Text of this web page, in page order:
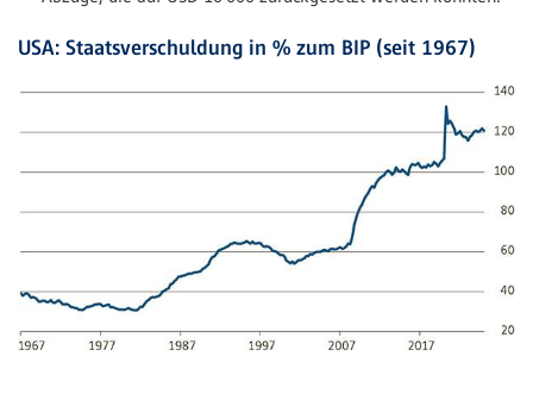
USA: Staatsverschuldung in % zum BIP (seit 1967)